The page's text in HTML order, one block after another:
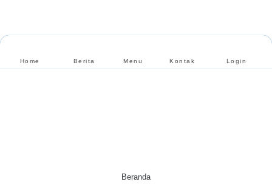
Home Berita Menu Kontak Login
Beranda